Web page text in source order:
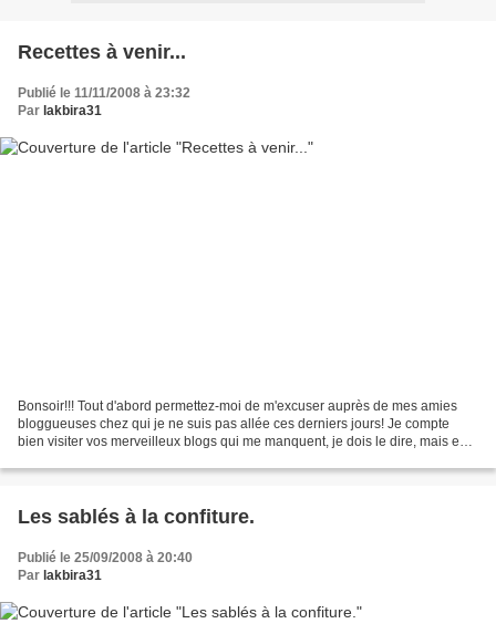
Recettes à venir...
Publié le 11/11/2008 à 23:32
Par lakbira31
Bonsoir!!! Tout d'abord permettez-moi de m'excuser auprès de mes amies
bloggueuses chez qui je ne suis pas allée ces derniers jours! Je compte
bien visiter vos merveilleux blogs qui me manquent, je dois le dire, mais en
Les sablés à la confiture.
Publié le 25/09/2008 à 20:40
Par lakbira31